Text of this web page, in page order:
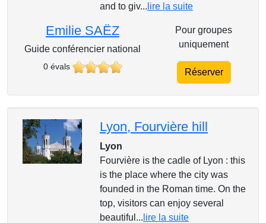
and to giv... lire la suite
Emilie SAËZ
Guide conférencier national
0 évals
Pour groupes
uniquement
Réserver
Lyon, Fourvière hill
Lyon
Fourvière is the cadle of Lyon : this
is the place where the city was
founded in the Roman time. On the
top, visitors can enjoy several
beautiful... lire la suite